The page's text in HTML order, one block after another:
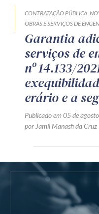
CONTRATAÇÃO PÚBLICA
OBRAS E SERVIÇOS DE
Garantia
serviços de
nº 14.133/
erário e a
Publicado em 05 de
por Jamil Manasfi da Cruz